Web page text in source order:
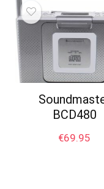
BCD480
€69.95